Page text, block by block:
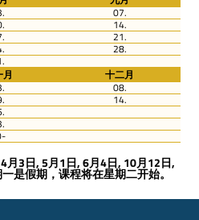
07.
14.
21.
28.
十二月
08.
14.
月3日, 5月1日, 6月4日, 10月12日,
是假期，课程将在星期二开始。